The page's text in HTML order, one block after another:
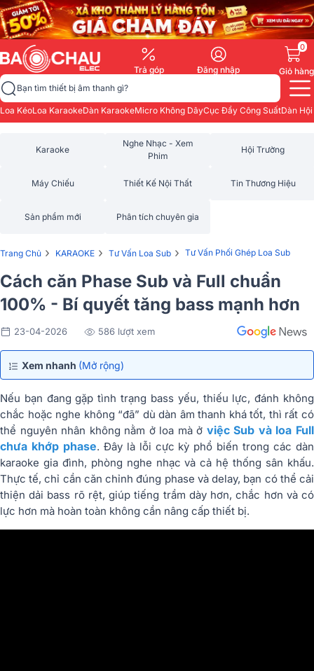
Trả góp Đăng nhập
0
Giỏ hàng
Bạn tìm thiết bị âm thanh gì?
Loa KéoLoa KaraokeDàn KaraokeMicro Không DâyCục Đẩy Công SuấtDàn
Karaoke
Nghe Nhạc - Xem
Phim
Hội Trường
Máy Chiếu Thiết Kế Nội Thất Tin Thương Hiệu
Sản phẩm mới Phân tích chuyên gia
Trang Chủ › KARAOKE › Tư Vấn Loa Sub › Tư Vấn Phối Ghép Loa Sub
Cách căn Phase Sub và Full chuẩn
100% - Bí quyết tăng bass mạnh hơn
23-04-2026 586 lượt xem
Xem nhanh (Mở rộng)
Nếu bạn đang gặp tình trạng bass yếu, thiếu lực, đánh không
chắc hoặc nghe không “đã” dù dàn âm thanh khá tốt, thì rất có
thể nguyên nhân không nằm ở loa mà ở việc Sub và loa Full
chưa khớp phase. Đây là lỗi cực kỳ phổ biến trong các dàn
karaoke gia đình, phòng nghe nhạc và cả hệ thống sân khấu.
Thực tế, chỉ cần căn chỉnh đúng phase và delay, bạn có thể cải
thiện dải bass rõ rệt, giúp tiếng trầm dày hơn, chắc hơn và có
lực hơn mà hoàn toàn không cần nâng cấp thiết bị.